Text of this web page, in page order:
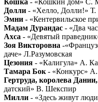
Долли - «Хелло, Долли!» Т.
Эмни - «Кентервильское
Мадам Дурандас - «Два
Ахса - «Девятый
Зоя Викторовна -
даче» Л.Разумовская
Цезония - «Калигула» А.
Тамара Бок - «Конкурс»
Гертруда, королева
датский» В. Шекспир
Милли - «Здесь живут